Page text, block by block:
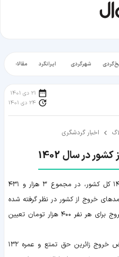
شهرگردی ایرانگرد مقالات
21 دی 1401
24 دی 1401
اخبار گردشگری
در سال 1402
بر اساس لایحه بودجه سال ۱۴۰۲ کل کشور، در مجموع ۳ هزار و ۴۳۱
خروج از کشور در نظر گرفته شده
است. در همین رابطه عوارض خروج برای هر نفر ۴۰۰ هزار تومان تعیین
همچنین در لایحه بودجه، عوارض خروج زائرین حق تمتع و عمره ۱۳۲